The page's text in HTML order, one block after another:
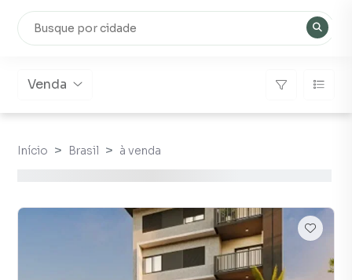
Venda
Início Brasil à venda